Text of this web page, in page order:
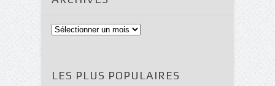
Archives
LES PLUS POPULAIRES